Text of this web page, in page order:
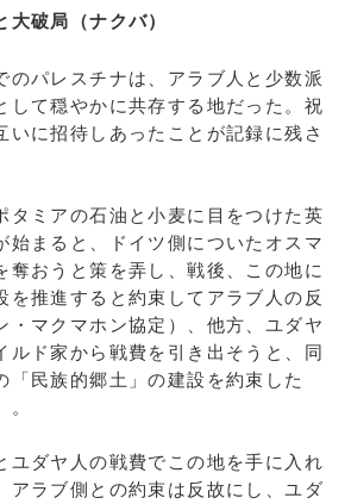
破局（ナクバ）
パレスチナは、アラブ人と少数派
して穏やかに共存する地だった。祝
いに招待しあったことが記録に残さ
ミアの石油と小麦に目をつけた英
始まると、ドイツ側についたオスマ
奪おうと策を弄し、戦後、この地に
を推進すると約束してアラブ人の反
・マクマホン協定）、他方、ユダヤ
ルド家から戦費を引き出そうと、同
「民族的郷土」の建設を約束した
。
ダヤ人の戦費でこの地を手に入れ
アラブ側との約束は反故にし、ユダ